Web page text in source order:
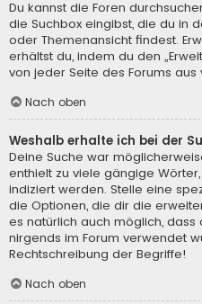
Du kannst die Foren
die Suchbox eingibst, die du in
oder Themenansicht findest.
erhältst du, indem du den
von jeder Seite des Forums aus
Nach oben
Weshalb erhalte ich bei der
Deine Suche war
enthielt zu viele gängige
indiziert werden. Stelle eine
die Optionen, die dir die
es natürlich auch möglich,
nirgends im Forum verwendet
Rechtschreibung der Begriffe!
Nach oben